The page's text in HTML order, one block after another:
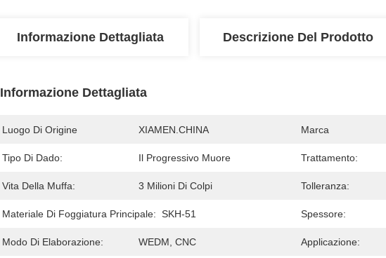
Informazione Dettagliata Descrizione Del Prodotto
Informazione Dettagliata
Luogo Di Origine XIAMEN.CHINA Marca
Tipo Di Dado: Il Progressivo Muore Trattamento:
Vita Della Muffa: 3 Milioni Di Colpi Tolleranza:
Materiale Di Foggiatura Principale: SKH-51 Spessore:
Modo Di Elaborazione: WEDM, CNC Applicazione: